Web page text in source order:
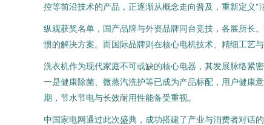
控等前沿技术的产品，正逐渐从概念走向普及，重新定义“
纵观获奖名单，国产品牌与外资品牌同台竞技，各展所长
惯的解决方案。而国际品牌则在核心电机技术、精细工艺
洗衣机作为现代家庭不可或缺的核心电器，其发展脉络紧
一是健康除菌、微蒸汽洗护等已成为产品标配，用户健康
期，节水节电与长效耐用性能备受重视。
中国家电网通过此次盛典，成功搭建了产业与消费者对话